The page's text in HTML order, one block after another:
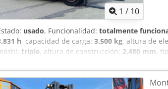
1 / 10
usado, Funcionalidad: totalmente
h, capacidad de carga: 3.500 kg, altura de
triple, altura de construcción: 2.480 mm,
gas licuado (GLP) Clase ISO: ISO Clase 3 = 2.500
técnico: muy bueno Tipo de neumáticos
27x10-12 Estado de neumáticos